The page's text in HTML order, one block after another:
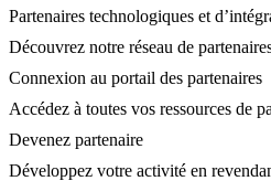
Partenaires technologiques et
Découvrez notre réseau de
Connexion au portail des partenaires
Accédez à toutes vos ressources de
Devenez partenaire
Développez votre activité en